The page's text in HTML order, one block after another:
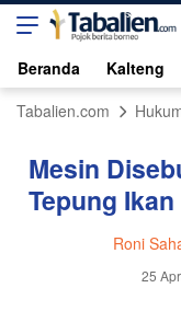
Beranda Kalteng
Tabalien.com
Mesin
Tepung
Roni
25